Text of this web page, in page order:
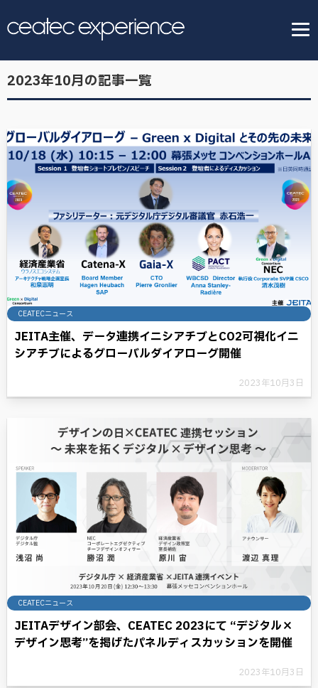
2023年10月の記事一覧
CEATECニュース
JEITA主催、データ連携イニシアチブとCO2可視化イニ
シアチブによるグローバルダイアローグ開催
2023年10月3日
CEATECニュース
JEITAデザイン部会、CEATEC 2023にて “デジタル×
デザイン思考”を掲げたパネルディスカッションを開催
2023年10月3日